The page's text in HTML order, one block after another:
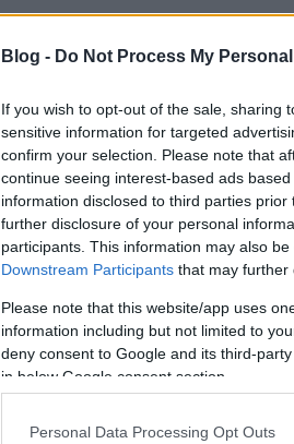
Blog - Do Not Process My
If you wish to opt-out of the sale, sharing
sensitive information for targeted
confirm your selection. Please note that
continue seeing interest-based ads
information disclosed to third parties
further disclosure of your personal
participants. This information may also
Downstream Participants that may further
Please note that this website/app uses
information including but not limited to
deny consent to Google and its third-
in below Google consent section.
Personal Data Processing Opt Outs